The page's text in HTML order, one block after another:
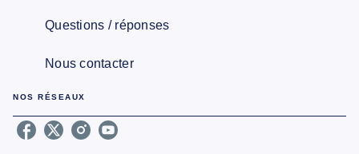
Questions / réponses
Nous contacter
NOS RÉSEAUX